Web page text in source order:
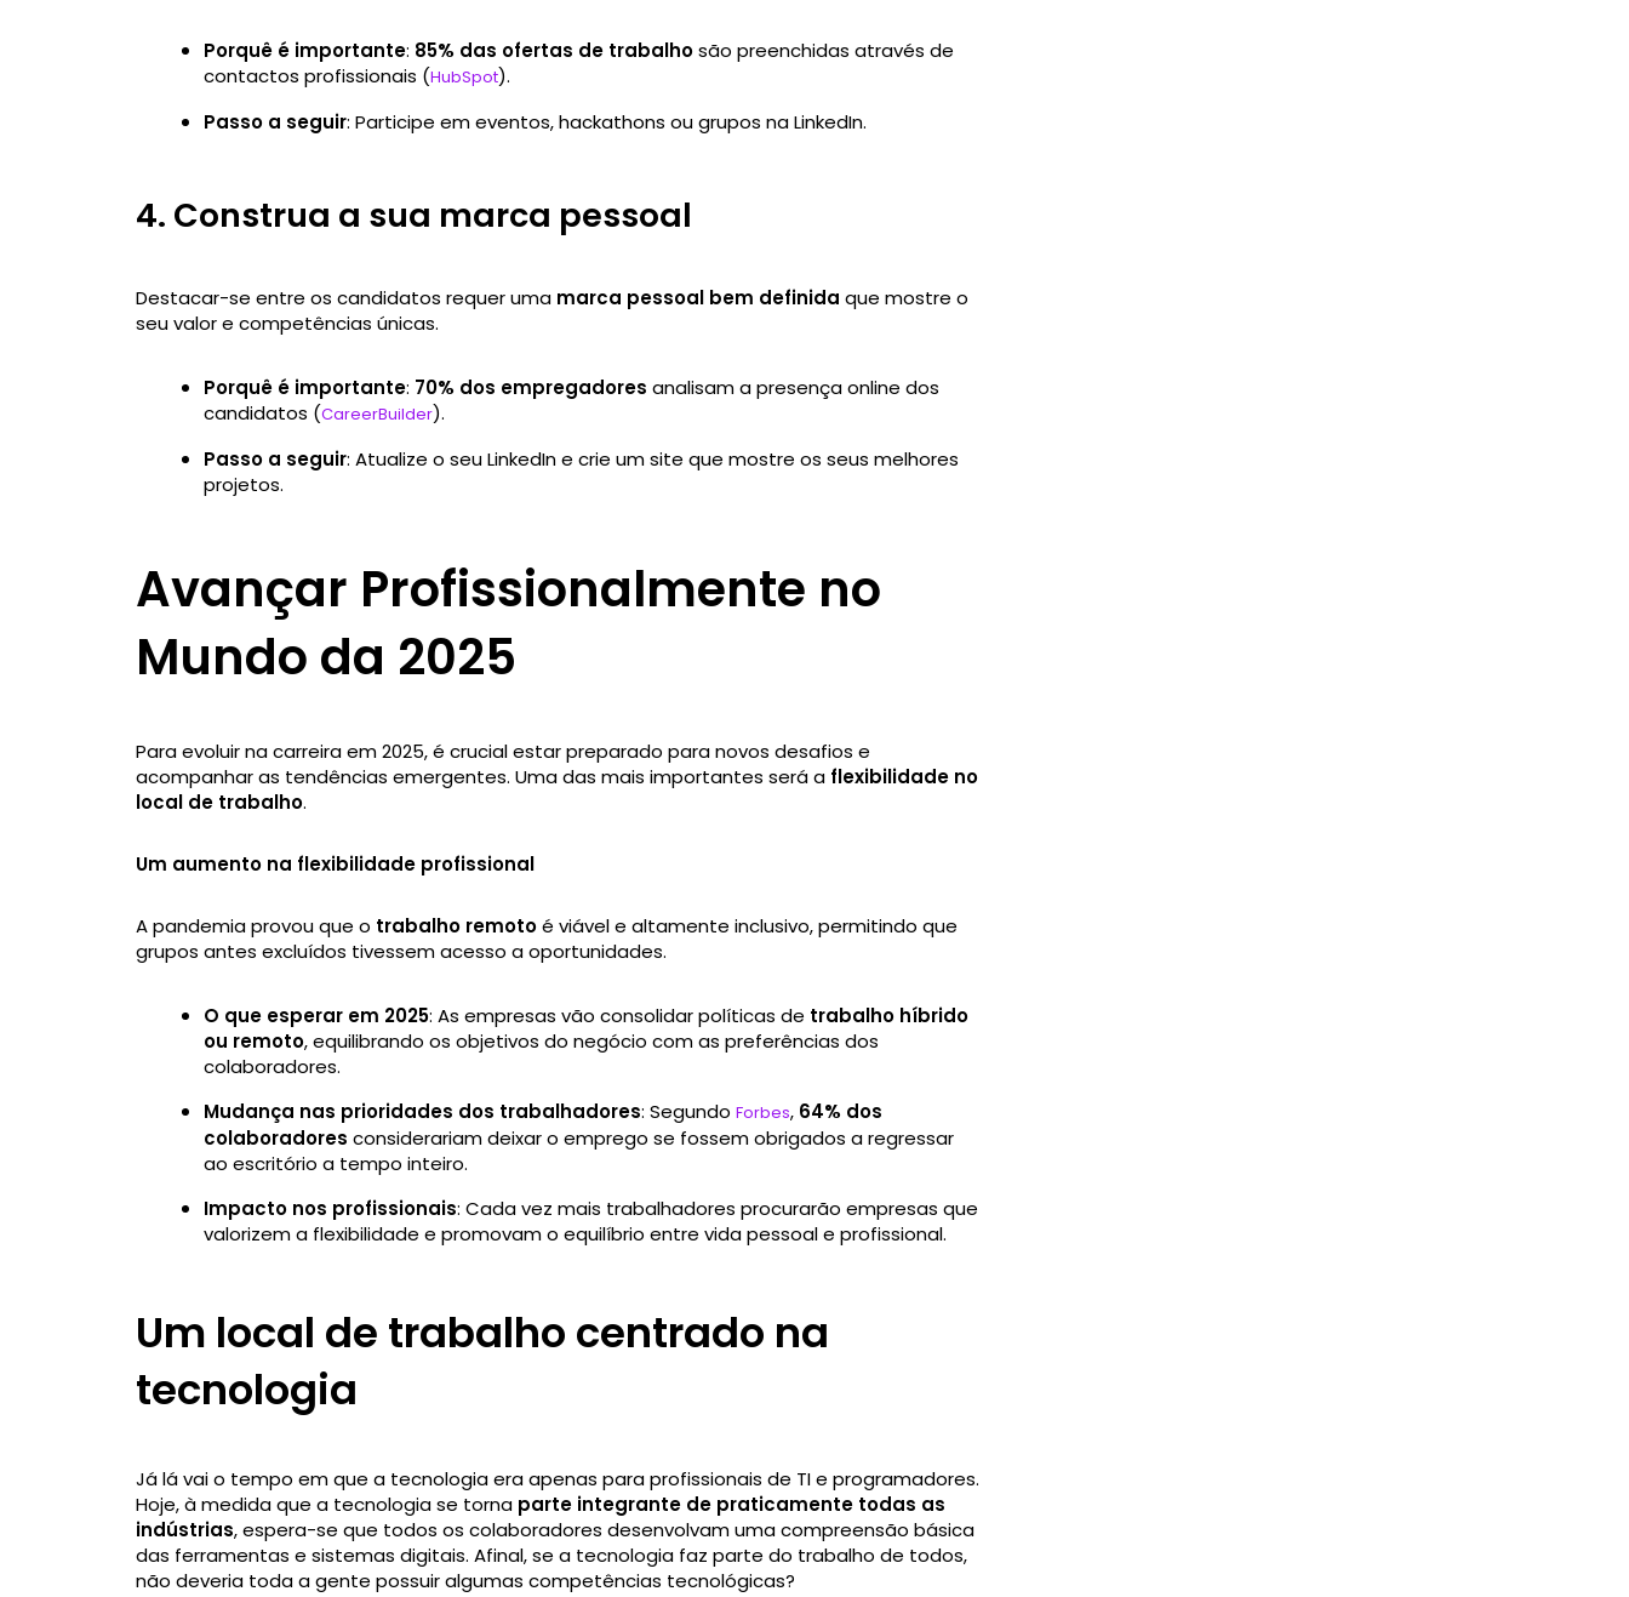
Porquê é importante: 85% das ofertas de trabalhosão preenchidas através de
contactos profissionais (HubSpot).
Passo a seguir: Participe em eventos, hackathons ou grupos na LinkedIn.
4. Construa a sua marca pessoal
Destacar-se entre os candidatos requer uma marca pessoal bem definida que mostre o
seu valor e competências únicas.
Porquê é importante: 70% dos empregadores analisam a presença online dos
candidatos (CareerBuilder).
Passo a seguir: Atualize o seu LinkedIn e crie um site que mostre os seus melhores
projetos.
Avançar Profissionalmente no
Mundo da 2025
Para evoluir na carreira em 2025, é crucial estar preparado para novos desafios e
acompanhar as tendências emergentes. Uma das mais importantes será a flexibilidade no
local de trabalho.
Um aumento na flexibilidade profissional
A pandemia provou que o trabalho remotoé viável e altamente inclusivo, permitindo que
grupos antes excluídos tivessem acesso a oportunidades.
O que esperar em 2025: As empresas vão consolidar políticas de trabalho híbrido
ou remoto, equilibrando os objetivos do negócio com as preferências dos
colaboradores.
Mudança nas prioridades dos trabalhadores: Segundo Forbes, 64% dos
colaboradores considerariam deixar o emprego se fossem obrigados a regressar
ao escritório a tempo inteiro.
Impacto nos profissionais: Cada vez mais trabalhadores procurarão empresas que
valorizem a flexibilidade e promovam o equilíbrio entre vida pessoal e profissional.
Um local de trabalho centrado na
tecnologia
Já lá vai o tempo em que a tecnologia era apenas para profissionais de TI e programadores.
Hoje, à medida que a tecnologia se torna parte integrante de praticamente todas as
indústrias, espera-se que todos os colaboradores desenvolvam uma compreensão básica
das ferramentas e sistemas digitais. Afinal, se a tecnologia faz parte do trabalho de todos,
não deveria toda a gente possuir algumas competências tecnológicas?